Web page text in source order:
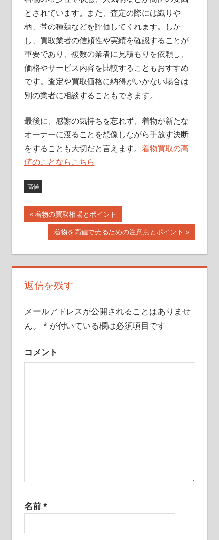
とされています。また、査定の際には織りや
柄、帯の種類などを評価してくれます。しか
し、買取業者の信頼性や実績を確認することが
重要であり、複数の業者に見積もりを依頼し、
価格やサービス内容を比較することもおすすめ
です。査定や買取価格に納得がいかない場合は
別の業者に相談することもできます。
最後に、感謝の気持ちを忘れず、着物が新たな
オーナーに渡ることを想像しながら手放す決断
をすることも大切だと言えます。 着物買取の高
値のことならこちら
高値
投
ナ
ビ
ー
ョ
前
着物の買取相場とポイント
次
記
事:
着物を高値で売るための注意点とポイント
返信を残す
メールアドレスが公開されることはありませ
ん。
*が付いている欄は必須項目です
コメント
名前*